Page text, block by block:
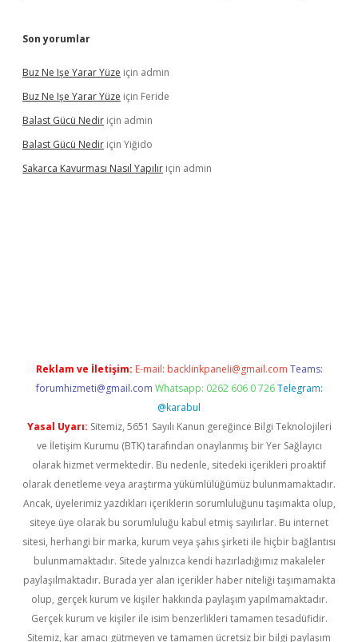
Son yorumlar
Buz Ne Işe Yarar Yüze için admin
Buz Ne Işe Yarar Yüze için Feride
Balast Gücü Nedir için admin
Balast Gücü Nedir için Yiğido
Sakarca Kavurması Nasıl Yapılır için admin
Reklam ve İletişim: E-mail: backlinkpaneli@gmail.com Teams:
forumhizmeti@gmail.com Whatsapp: 0262 606 0 726 Telegram:
@karabul
Yasal Uyarı: Sitemiz, 5651 Sayılı Kanun gereğince Bilgi Teknolojileri
ve İletişim Kurumu (BTK) tarafından onaylanmış bir Yer Sağlayıcı
olarak hizmet vermektedir. Bu nedenle, sitedeki içerikleri proaktif
olarak denetleme veya araştırma yükümlülüğümüz bulunmamaktadır.
Ancak, üyelerimiz yazdıkları içeriklerin sorumluluğunu taşımakta olup,
siteye üye olarak bu sorumluluğu kabul etmiş sayılırlar. Bu internet
sitesi, herhangi bir marka, kurum veya şahıs şirketi ile hiçbir bağlantısı
bulunmamaktadır. Sitede yalnızca kendi hazırladığımız makaleler
paylaşılmaktadır. Burada yer alan içerikler haber niteliği taşımamakta
olup, gerçek kurum ve kişiler hakkında paylaşım yapılmamaktadır.
Gerçek kurum ve kişiler ile isim benzerlikleri tamamen tesadüfidir.
Sitemiz, kar amacı gütmeyen ve tamamen ücretsiz bir bilgi paylaşım